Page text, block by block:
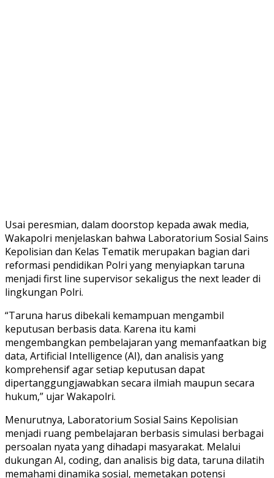
Usai peresmian, dalam doorstop kepada awak media,
Wakapolri menjelaskan bahwa Laboratorium Sosial Sains
Kepolisian dan Kelas Tematik merupakan bagian dari
reformasi pendidikan Polri yang menyiapkan taruna
menjadi first line supervisor sekaligus the next leader di
lingkungan Polri.
“Taruna harus dibekali kemampuan mengambil
keputusan berbasis data. Karena itu kami
mengembangkan pembelajaran yang memanfaatkan big
data, Artificial Intelligence (AI), dan analisis yang
komprehensif agar setiap keputusan dapat
dipertanggungjawabkan secara ilmiah maupun secara
hukum,” ujar Wakapolri.
Menurutnya, Laboratorium Sosial Sains Kepolisian
menjadi ruang pembelajaran berbasis simulasi berbagai
persoalan nyata yang dihadapi masyarakat. Melalui
dukungan AI, coding, dan analisis big data, taruna dilatih
memahami dinamika sosial, memetakan potensi